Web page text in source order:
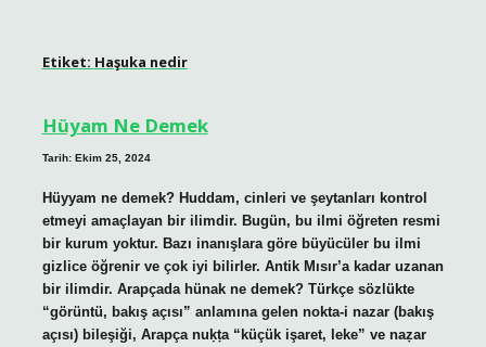
Etiket: Haşuka nedir
Hüyam Ne Demek
Tarih: Ekim 25, 2024
Hüyyam ne demek? Huddam, cinleri ve şeytanları kontrol
etmeyi amaçlayan bir ilimdir. Bugün, bu ilmi öğreten resmi
bir kurum yoktur. Bazı inanışlara göre büyücüler bu ilmi
gizlice öğrenir ve çok iyi bilirler. Antik Mısır’a kadar uzanan
bir ilimdir. Arapçada hünak ne demek? Türkçe sözlükte
“görüntü, bakış açısı” anlamına gelen nokta-i nazar (bakış
açısı) bileşiği, Arapça nuḳṭa “küçük işaret, leke” ve naẓar